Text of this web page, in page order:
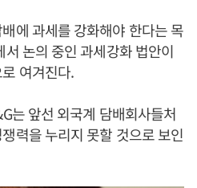
에 과세를 강화해야 한다는 목
논의 중인 과세강화 법안이
여겨진다.
는 앞선 외국계 담배회사들처
력을 누리지 못할 것으로 보인